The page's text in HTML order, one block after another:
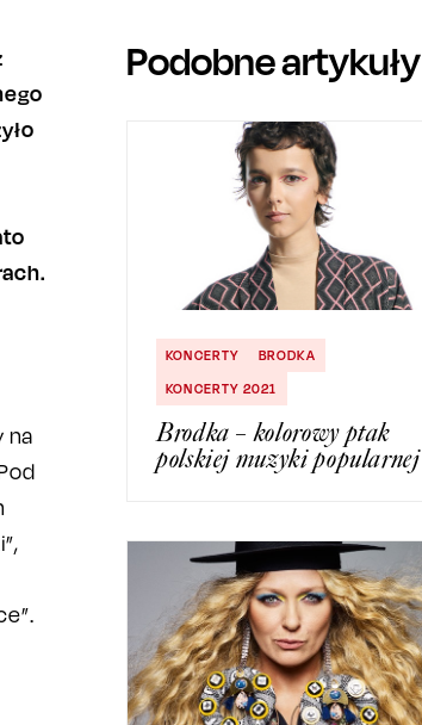
na
Podobne artykuły
KONCERTY
BRODKA
KONCERTY 2021
Brodka – kolorowy ptak
polskiej muzyki popularnej